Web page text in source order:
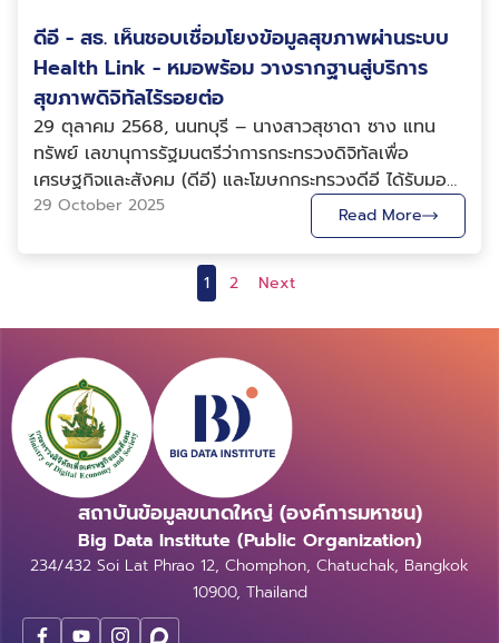
ประชาชน ซึ่งเป็นบทบาทสำคัญขององค์การบริหารส่วน
จังหวัด ภายหลังการถ่ายโอนภารกิจด้านสาธารณสุขปฐม
ภูมิ โรงพยาบาลส่งเสริมสุขภาพตำบลทั้ง 118 แห่งมาอยู่
ภายใต้การกำกับดูแลของ อบจ.ชลบุรี นายก อบจ.ชลบุรี
กล่าวเพิ่มเติมว่า จังหวัดชลบุรีเป็นศูนย์กลางด้านเศรษฐกิจ
อุตสาหกรรม และการท่องเที่ยว มีประชากรแฝงจำนวนมาก
ทำให้การบริหารจัดการข้อมูลสุขภาพที่ถูกต้อง ทันสมัย และ
เชื่อมโยงกันได้ มีความสำคัญอย่างยิ่งต่อการให้บริการ
ประชาชนอย่างรวดเร็วและมีประสิทธิภาพ “ความร่วมมือกับ
สปสช. และ BDI ในครั้งนี้ จะช่วยให้หน่วยบริการในสังกัด
อบจ.ชลบุรี ทั้ง 118 แห่ง สามารถเข้าถึงข้อมูลสุขภาพที่
จังหวัดได้อย่างเป็นรูปธรรม พร้อมยืนยันความมุ่งมั่นของ
อบจ.ชลบุรีในการผลักดันความร่วมมือครั้งนี้ให้เกิดประโยชน์
สูงสุดแก่ประชาชนในระยะยาว” นายวิทยา กล่าวสรุป ในขณะ
เดียวกัน ทั้งสามหน่วยงานยังร่วมกันพัฒนาระบบฐานข้อมูล
สุขภาพกลางของจังหวัด (Health Data Hub) ที่รองรับ
ข้อมูลประชาชนผู้ใช้งานกว่า 2,500,000 ราย ให้เป็นระบบที่
มีมาตรฐานสูง ครบถ้วน ปลอดภัย และรองรับการวิเคราะห์
เชิงนโยบาย รวมถึงสนับสนุนการใช้ข้อมูลผ่านระบบ Health
Link เพื่อเชื่อมโยงข้อมูลระหว่างสถานพยาบาล จำนวน 118
แห่ง ช่วยให้แพทย์เข้าถึงข้อมูลสำคัญของผู้ป่วยได้อย่าง
รวดเร็ว ลดความล่าช้าในการรักษา และเพิ่มความต่อเนื่อง
ด้าน “นี่คือ อีกหนึ่งภารกิจของ BDI ในการสนับสนุนการใช้
ข้อมูลเพื่อการกำหนดนโยบาย ภายใต้แนวคิด Data-Driven
Nation”
ที่มุ่งสร้างสรรค์นวัตกรรมสู่อนาคตของบริการภาครัฐดิจิทัล
อย่างมีประสิทธิภาพ สำหรับงาน Public Sector Day เป็น
เวทีสำคัญที่จัดขึ้นเพื่อผู้นำในภาครัฐ ภาคการศึกษา และ
วงการสาธารณสุขในภูมิภาคอาเซียน โดยในประเทศไทยมีผู้
บริหารภาครัฐ ผู้กำหนดนโยบาย และผู้นำด้านเทคโนโลยีกว่า
500 คน เข้าร่วมแลกเปลี่ยนวิสัยทัศน์ แบ่งปันความสำเร็จ
และเปิดมุมมองใหม่ในการพลิกโฉมการให้บริการประชาชน
ด้วย Cloud และ AI
และ 3. Agentic AI – การรวมบอทหลายตัวทำงานร่วมกัน
ในลักษณะ Workflow อัตโนมัติ เช่น ระบบ Call Center
หรือกระบวนการเบิกจ่ายในหน่วยงานภาครัฐ AI กำลังเข้ามา
ช่วยยกระดับอุตสาหกรรมประกันภัยไทยอย่างไร ผอ.BDI
มองว่า AI กำลังเข้ามาช่วยให้ธุรกิจประกันภัยทำงานอย่างมี
ประสิทธิภาพมากขึ้น เช่น ระบบแนะนำประกันเฉพาะบุคคล
(Personalized Insurance): วิเคราะห์พฤติกรรมลูกค้าเพื่อ
เสนอผลิตภัณฑ์ที่ตรงใจ ระบบตรวจจับความผิดปกติ
(Anomaly Detection): ใช้ตรวจสอบการเบิกจ่ายผิดปกติ
หรือพฤติกรรมเสี่ยงของผู้ขับขี่ และการประเมินความเสี่ยง
เชิงสุขภาพและอาคาร: ใช้ข้อมูลจากเซ็นเซอร์เพื่อลดอุบัติเหตุ
เช่น ตรวจจับอาการหลับใน หรือแรงดันท่อรั่วในอาคาร และ
เมื่อ AI ถูกนำมาใช้อย่างแพร่หลาย คำถามสำคัญจึงอยู่ที่
“ความรับผิดชอบ” และ “ความน่าเชื่อถือของข้อมูล” โดย
ผอ.BDI ย้ำถึง 5 ประเด็นหลัก ได้แก่ 1. อคติของข้อมูล
(Bias) – หากข้อมูลที่ใช้ฝึก AI ลำเอียง ผลลัพธ์ก็จะลำเอียง
ตามไปด้วย 2. อคติทางวัฒนธรรม (Cultural Bias) –
ภาษาไทยมีเพียง 0.4% ในชุดข้อมูลโลก ทำให้ AI ต่างชาติ
อาจไม่เข้าใจบริบทไทย 3. ข้อมูลเท็จจาก Generative AI
(Hallucination) – จำเป็นต้องมีระบบตรวจสอบความถูก
ต้องก่อนนำไปใช้ 4. กฎหมายและความรับผิดชอบ
(Compliance & Liability) – ต้องคำนึงถึง PDPA และ
ลิขสิทธิ์ของผลงานที่ AI สร้างขึ้น และ 5. การปรับตัวของ
ดีอี - สธ. เห็นชอบเชื่อมโยงข้อมูลสุขภาพผ่านระบบ
Health Link - หมอพร้อม วางรากฐานสู่บริการ
สุขภาพดิจิทัลไร้รอยต่อ
29 ตุลาคม 2568, นนทบุรี – นางสาวสุชาดา ซาง แทน
ทรัพย์ เลขานุการรัฐมนตรีว่าการกระทรวงดิจิทัลเพื่อ
เศรษฐกิจและสังคม (ดีอี) และโฆษกกระทรวงดีอี ได้รับมอบ
หมายจาก นายไชยชนก ชิดชอบ รัฐมนตรีว่าการกระทรวง
ดิจิทัลเพื่อเศรษฐกิจและสังคม (ดีอี) พร้อมด้วยนางจีรา
วรรณ บุญเพิ่ม ที่ปรึกษารัฐมนตรีว่าการกระทรวงดีอี เข้า
ร่วมประชุมคณะกรรมการเฉพาะด้านระบบสุขภาพดิจิทัล ครั้ง
ด้วยคณะทำงานจากทุกหน่วยงานที่เกี่ยวข้อง ณ สำนักปลัด
กระทรวงสาธารณสุข จังหวัดนนทบุรี ซึ่งที่ประชุมมีมติเห็น
ชอบร่วมกันในการเชื่อมโยงข้อมูลสุขภาพ ทั้งในและนอก
สังกัดกระทรวงสาธารณสุข ผ่านระบบ Health Link และ
หมอพร้อม ขานรับนโยบาย “Quick Win” ของรัฐบาล เพื่อ
สร้างรากฐานสู่บริการสุขภาพดิจิทัลไร้รอยต่อ นายพัฒนา
พร้อมพัฒน์ รัฐมนตรีว่าการกระทรวงสาธารณสุข กล่าวว่า
กระทรวงสาธารณสุขมุ่งยกระดับคุณภาพและมาตรฐาน
เทคโนโลยีด้านสุขภาพของประเทศ ภายใต้นโยบาย “หมอไม่
ล้า ประชาชนไม่รอ เชื่อมต่อทุกบริการผ่านเทคโนโลยี” ซึ่ง
ประเด็นสำคัญในการพิจารณาครั้งนี้ คือ การเชื่อมโยงข้อมูล
29 October 2025 Read More
1 2 Next
สถาบันข้อมูลขนาดใหญ่ (องค์การมหาชน)
Big Data Institute (Public Organization)
234/432 Soi Lat Phrao 12, Chomphon, Chatuchak, Bangkok
10900, Thailand